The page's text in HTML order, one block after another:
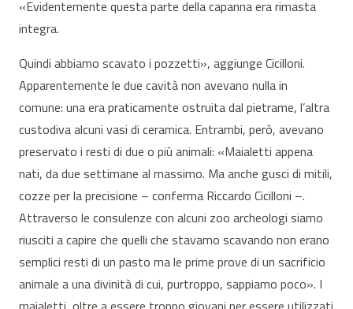
«Evidentemente questa parte della capanna era rimasta
integra.
Quindi abbiamo scavato i pozzetti», aggiunge Cicilloni.
Apparentemente le due cavità non avevano nulla in
comune: una era praticamente ostruita dal pietrame, l’altra
custodiva alcuni vasi di ceramica. Entrambi, però, avevano
preservato i resti di due o più animali: «Maialetti appena
nati, da due settimane al massimo. Ma anche gusci di mitili,
cozze per la precisione – conferma Riccardo Cicilloni –.
Attraverso le consulenze con alcuni zoo archeologi siamo
riusciti a capire che quelli che stavamo scavando non erano
semplici resti di un pasto ma le prime prove di un sacrificio
animale a una divinità di cui, purtroppo, sappiamo poco». I